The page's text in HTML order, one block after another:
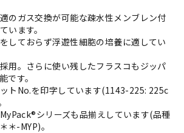
のガス交換が可能な疎水性メンブレン付
います。
しておらず浮遊性細胞の培養に適してい
用。さらに使い残したフラスコもジッパ
です。
トNo.を印字しています(1143-225: 225c
シリーズも品揃えしています(品種
＊-MYP)。